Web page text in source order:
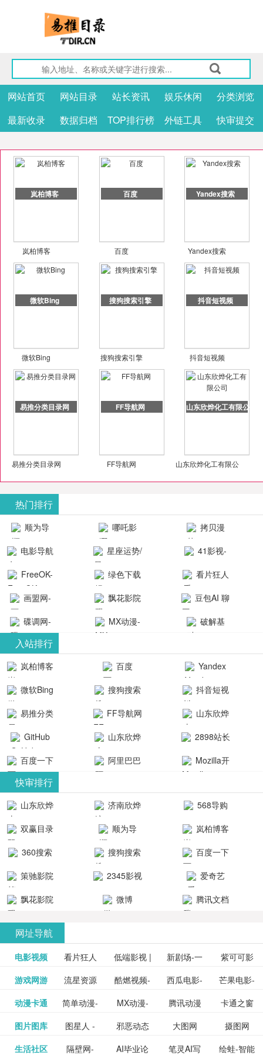
网站首页 网站目录 站长资讯 娱乐休闲
分类浏览
最新收录
数据归档 TOP排行榜 外链工具 快审提交
岚柏博客
岚柏博客
百度
百度
Yandex搜索
Yandex搜索
微软Bing
微软Bing
搜狗搜索引擎
搜狗搜索引擎
抖音短视频
抖音短视频
易推分类目录网
易推分类目录网
FF导航网
FF导航网
山东欣烨化工有限公司
山东欣烨化工有限公
热门排行
顺为导
航-办公运营
哪吒影
院-哪吒影院
提供最新、
最全的高清
电影、电视
剧、动漫和
综艺节目免
费观看。平
台内容丰
富，更新快
速，支持在
线观看，满
足各类影迷
需求，提供
无广告、高
清流畅的观
影体验。
拷贝漫
画-官网
动漫综合
电影导航
- 免费看电影
就来这！ | 快
导航网-免费
看电影就来
这！收录大
量免费看电
影网站！
星座运势/
最星座/美国
神婆星座网
41影视-
聚合最近好
看的电视剧
最新电影网
站-41影视为
成全短剧电
视剧、电视
剧大全、好
看的电视
剧、最新的
电影在线观
看，神马影
最新好看的
剧片、爱情
片、搞笑片
等全新电
影，是影
FreeOK-
FreeOK影视
官网-最新影
视资源|追剧
也很卷
绿色下载
吧
看片狂人
- 高清视频资
源免费在线
观看
画盟网-
画师联盟官
网
_huashilm.com_
动漫综合
飘花影院
网
豆包AI 聊
天智能对话
网页版入口
碟调网-
碟调网为您
提供最新电
视剧和2025
年最新电影
的在线观
看，快来碟
调电影网在
线观看最新
热门影视作
MX动漫-
漫免费在线
观看
破解基
整合当前互
联网最新最
全最优质的
软件免费下
载、资源免
费共享、技
术教程学习
台！整合破
合破解游
戏、整合安
卓破解软件
分享与下
载！旨在打
件共享站、
资源
入站排行
岚柏博客 百度
Yandex
搜索
微软Bing
搜狗搜索
引擎
抖音短视
频
易推分类
目录网
FF导航网
山东欣烨
化工有限公
GitHub
山东欣烨
生物科技有
2898站长
资源平台
百度一下
阿里巴巴
Mozilla开
快审排行
山东欣烨
生物科技有
济南欣烨
科技有限公
568导购
网
双赢目录
顺为导
航-办公运营
岚柏博客
360搜索
搜狗搜索
百度一下
策驰影院
2345影视
大全
爱奇艺
VIP会员
飘花影院
微博 腾讯文档
网址导航
电影视频 看片狂人 低端影视 |
免费高清
在线电影
新剧场-一
个网盘资
源分享小
紫可可影
视-紫可可,
免费提供
泡剧网_最
新电视剧
免费在线
更多>>
游戏网游 流星资源
网-流星蝴
蝶剑官网
酷燃视频-
致力于打
造中国领
西瓜电影-
西瓜视频
网站电影
芒果电影-
芒果TV网
站电影频
豆瓣电影-
豆瓣电影
更多>>
动漫卡通 简单动漫-
日本动画
MX动漫-
最新最全
腾讯动漫
频道
卡通之窗
三毛漫画
网
更多>>
图片图库 图星人 -
设计图片
邪恶动态
图片大全
大图网
摄图网
图行天下
更多>>
生活社区 隔壁网- AI毕业论 笔灵AI写 绘蛙-智能